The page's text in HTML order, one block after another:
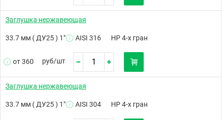
Заглушка нержавеющая
33.7 мм ( ДУ25 ) 1" AISI 316 НР 4-х гран
от 360 руб/шт
Заглушка нержавеющая
33.7 мм ( ДУ25 ) 1" AISI 304 НР 4-х гран